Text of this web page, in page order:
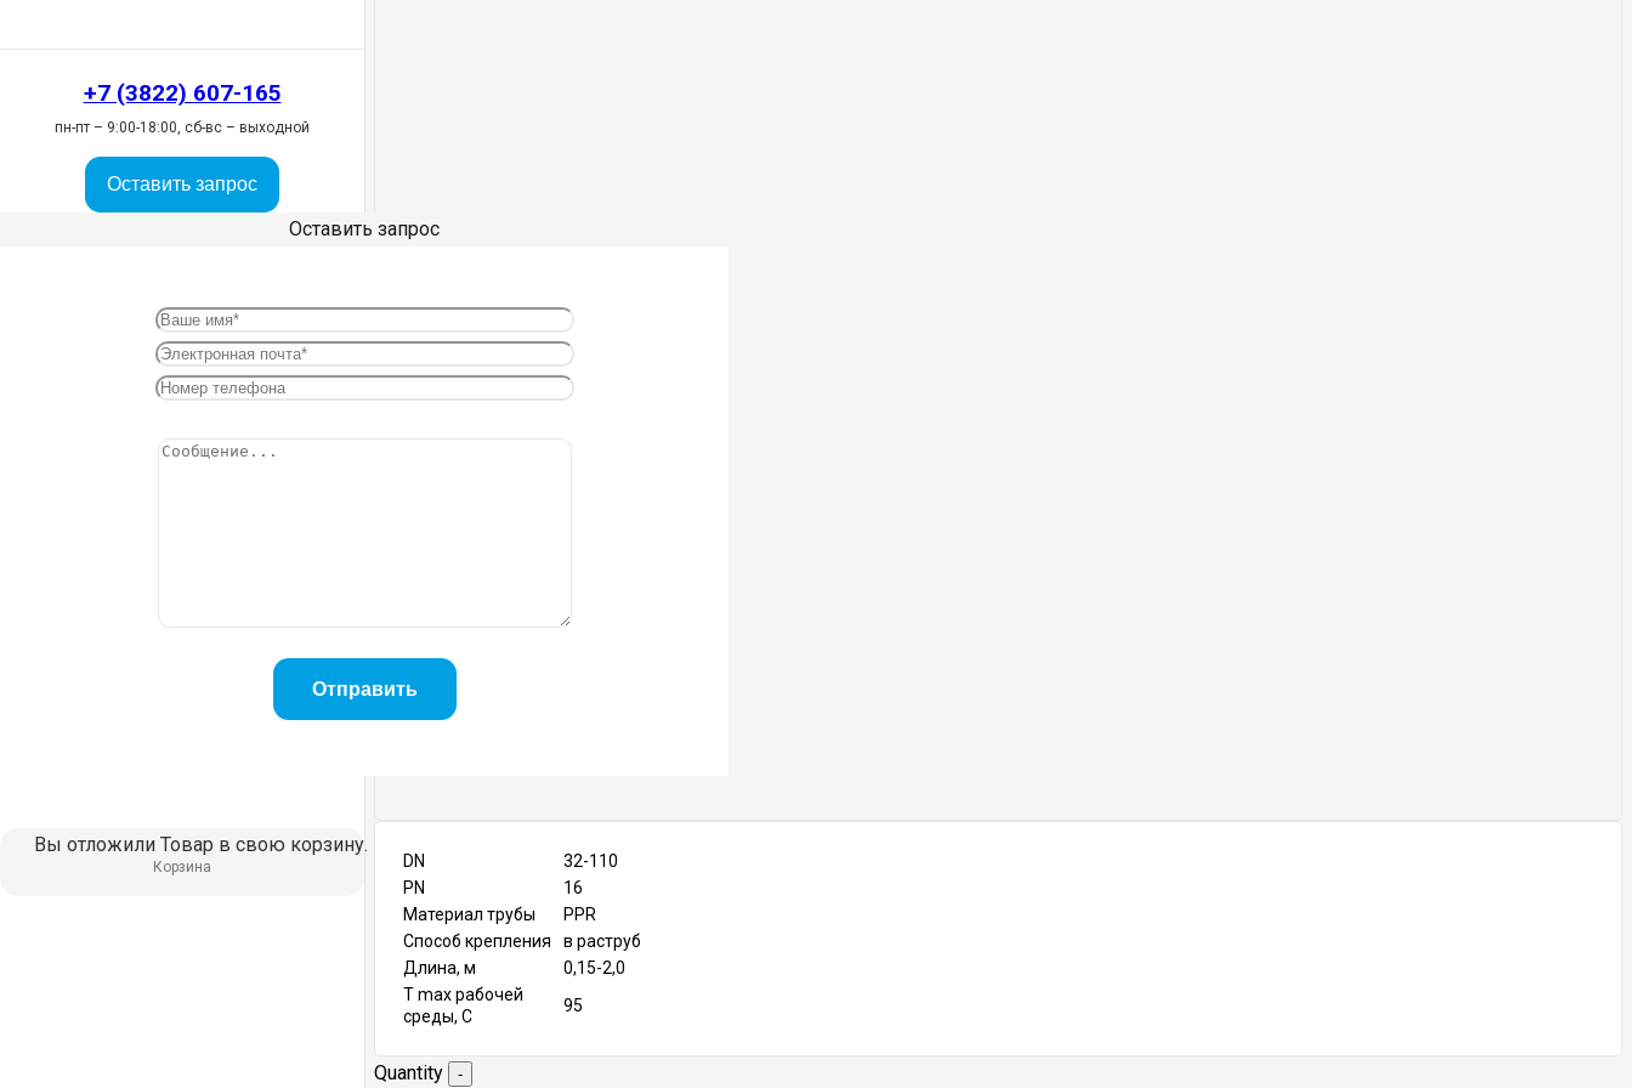
+7 (3822) 607-165
пн-пт – 9:00-18:00, сб-вс – выходной
Оставить запрос
Оставить запрос
Вы отложили Товар в свою корзину.
Корзина DN
32-110
PN
16
Материал трубы
PPR
Способ крепления
в раструб
Длина, м
0,15-2,0
T max рабочей
среды, С
95
Quantity -